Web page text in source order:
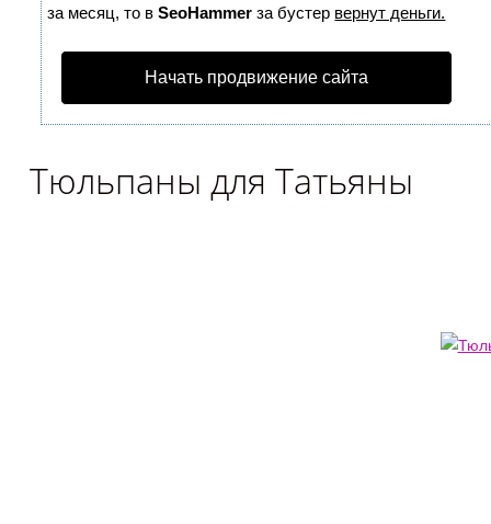
за месяц, то вSeoHammer за бустер вернут деньги.
Начать продвижение сайта
Тюльпаны для Татьяны